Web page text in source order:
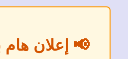
📢 إعلان هام